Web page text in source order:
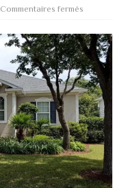
Commentaires fermés